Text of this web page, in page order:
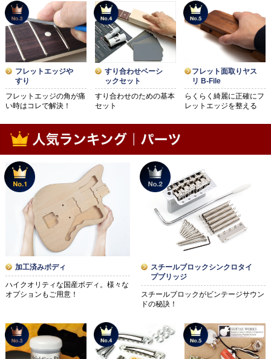
フレットエッジや
すり
フレットエッジの角が痛
い時はコレで解決！
すり合わせベーシ
ックセット
すり合わせのための基本
セット
フレット面取りヤス
リ B-File
らくらく綺麗に正確にフ
レットエッジを整える
加工済みボディ
ハイクオリティな国産ボディ。様々な
オプションもご用意！
スチールブロックシンクロタイ
プブリッジ
スチールブロックがビンテージサウン
ドの秘訣！